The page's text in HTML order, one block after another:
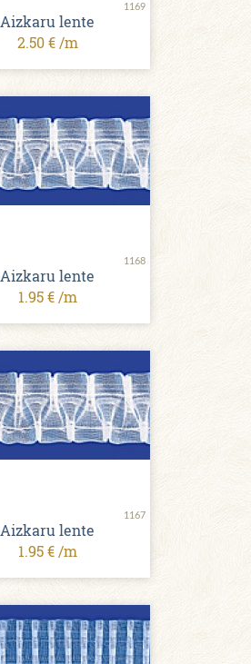
1169
Aizkaru lente
2.50 € /m
1168
Aizkaru lente
1.95 € /m
1167
Aizkaru lente
1.95 € /m